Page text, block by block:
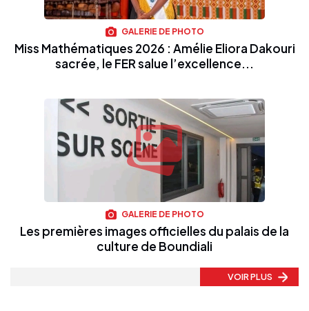
GALERIE DE PHOTO
Miss Mathématiques 2026 : Amélie Eliora Dakouri
sacrée, le FER salue l’excellence...
GALERIE DE PHOTO
Les premières images officielles du palais de la
culture de Boundiali
VOIR PLUS